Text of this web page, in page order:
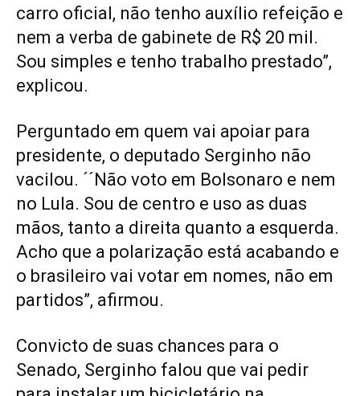
carro oficial, não tenho auxílio refeição e
nem a verba de gabinete de R$ 20 mil.
Sou simples e tenho trabalho prestado”,
explicou.
Perguntado em quem vai apoiar para
presidente, o deputado Serginho não
vacilou. ´´Não voto em Bolsonaro e nem
no Lula. Sou de centro e uso as duas
mãos, tanto a direita quanto a esquerda.
Acho que a polarização está acabando e
o brasileiro vai votar em nomes, não em
partidos”, afirmou.
Convicto de suas chances para o
Senado, Serginho falou que vai pedir